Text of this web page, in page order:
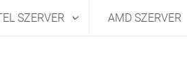
SZERVER AMD SZERVER